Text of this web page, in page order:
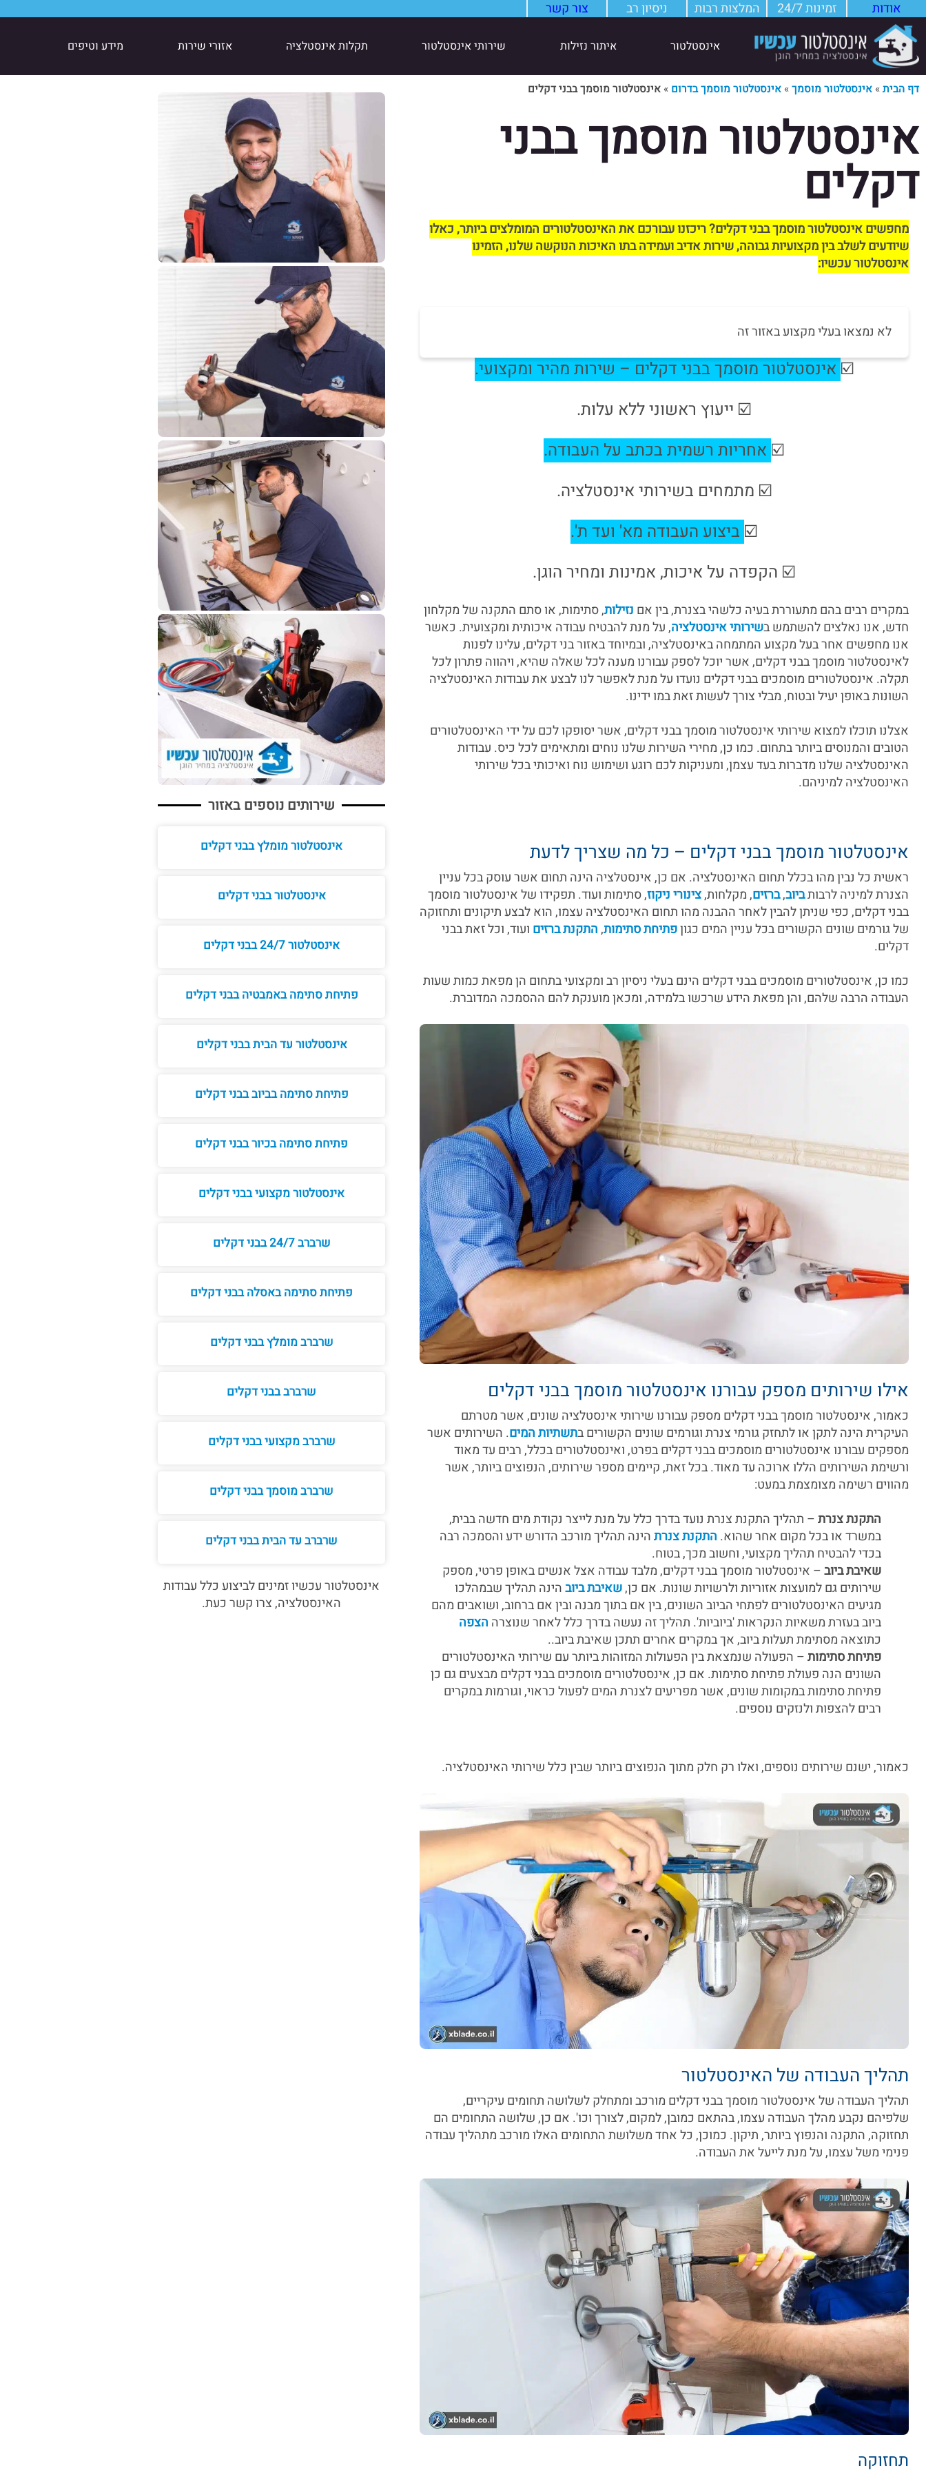
אודות זמינות 24/7 המלצות רבות ניסיון רב צור קשר
אינסטלטור איתור נזילות שירותי אינסטלטור תקלות אינסטלציה אזורי שירות מידע וטיפים
דף הבית» אינסטלטור מוסמך» אינסטלטור מוסמך בדרום » אינסטלטור מוסמך בבני דקלים
אינסטלטור מוסמך בבני
דקלים
מחפשים אינסטלטור מוסמך בבני דקלים? ריכזנו עבורכם את האינסטלטורים המומלצים ביותר, כאלו
שיודעים לשלב בין מקצועיות גבוהה, שירות אדיב ועמידה בתו האיכות הנוקשה שלנו, הזמינו
אינסטלטור עכשיו:
לא נמצאו בעלי מקצוע באזור זה
☑️ אינסטלטור מוסמך בבני דקלים – שירות מהיר ומקצועי.
☑️ ייעוץ ראשוני ללא עלות.
☑️ אחריות רשמית בכתב על העבודה.
☑️ מתמחים בשירותי אינסטלציה.
☑️ ביצוע העבודה מא' ועד ת'.
☑️ הקפדה על איכות, אמינות ומחיר הוגן.
במקרים רבים בהם מתעוררת בעיה כלשהי בצנרת, בין אם נזילות, סתימות, או סתם התקנה של מקלחון
חדש, אנו נאלצים להשתמש בשירותי אינסטלציה, על מנת להבטיח עבודה איכותית ומקצועית. כאשר
אנו מחפשים אחר בעל מקצוע המתמחה באינסטלציה, ובמיוחד באזור בני דקלים, עלינו לפנות
לאינסטלטור מוסמך בבני דקלים, אשר יוכל לספק עבורנו מענה לכל שאלה שהיא, ויהווה פתרון לכל
תקלה. אינסטלטורים מוסמכים בבני דקלים נועדו על מנת לאפשר לנו לבצע את עבודות האינסטלציה
השונות באופן יעיל ובטוח, מבלי צורך לעשות זאת במו ידינו.
אצלנו תוכלו למצוא שירותי אינסטלטור מוסמך בבני דקלים, אשר יסופקו לכם על ידי האינסטלטורים
הטובים והמנוסים ביותר בתחום. כמו כן, מחירי השירות שלנו נוחים ומתאימים לכל כיס. עבודות
האינסטלציה שלנו מדברות בעד עצמן, ומעניקות לכם רוגע ושימוש נוח ואיכותי בכל שירותי
האינסטלציה למיניהם.
אינסטלטור מוסמך בבני דקלים – כל מה שצריך לדעת
ראשית כל נבין מהו בכלל תחום האינסטלציה. אם כן, אינסטלציה הינה תחום אשר עוסק בכל עניין
הצנרת למיניה לרבותביוב,ברזים, מקלחות,צינורי ניקוז, סתימות ועוד. תפקידו של אינסטלטור מוסמך
בבני דקלים, כפי שניתן להבין לאחר ההבנה מהו תחום האינסטלציה עצמו, הוא לבצע תיקונים ותחזוקה
של גורמים שונים הקשורים בכל עניין המים כגוןפתיחת סתימות,התקנת ברזים ועוד, וכל זאת בבני
דקלים.
כמו כן, אינסטלטורים מוסמכים בבני דקלים הינם בעלי ניסיון רב ומקצועי בתחום הן מפאת כמות שעות
העבודה הרבה שלהם, והן מפאת הידע שרכשו בלמידה, ומכאן מוענקת להם ההסמכה המדוברת.
אילו שירותים מספק עבורנו אינסטלטור מוסמך בבני דקלים
כאמור, אינסטלטור מוסמך בבני דקלים מספק עבורנו שירותי אינסטלציה שונים, אשר מטרתם
העיקרית הינה לתקן או לתחזק גורמי צנרת וגורמים שונים הקשורים בתשתיות המים. השירותים אשר
מספקים עבורנו אינסטלטורים מוסמכים בבני דקלים בפרט, ואינסטלטורים בכלל, רבים עד מאוד
ורשימת השירותים הללו ארוכה עד מאוד. בכל זאת, קיימים מספר שירותים, הנפוצים ביותר, אשר
מהווים רשימה מצומצמת במעט:
התקנת צנרת– תהליך התקנת צנרת נועד בדרך כלל על מנת לייצר נקודת מים חדשה בבית,
במשרד או בכל מקום אחר שהוא. התקנת צנרתהינה תהליך מורכב הדורש ידע והסמכה רבה
בכדי להבטיח תהליך מקצועי, וחשוב מכך, בטוח.
שאיבת ביוב– אינסטלטור מוסמך בבני דקלים, מלבד עבודה אצל אנשים באופן פרטי, מספק
שירותים גם למועצות אזוריות ולרשויות שונות. אם כן,שאיבת ביובהינה תהליך שבמהלכו
מגיעים האינסטלטורים לפתחי הביוב השונים, בין אם בתוך מבנה ובין אם ברחוב, ושואבים מהם
ביוב בעזרת משאיות הנקראות 'ביוביות'. תהליך זה נעשה בדרך כלל לאחר שנוצרה הצפה
כתוצאה מסתימת תעלות ביוב, אך במקרים אחרים תתכן שאיבת ביוב..
פתיחת סתימות– הפעולה שנמצאת בין הפעולות המזוהות ביותר עם שירותי האינסטלטורים
השונים הנה פעולת פתיחת סתימות. אם כן, אינסטלטורים מוסמכים בבני דקלים מבצעים גם כן
פתיחת סתימות במקומות שונים, אשר מפריעים לצנרת המים לפעול כראוי, וגורמות במקרים
רבים להצפות ולנזקים נוספים.
כאמור, ישנם שירותים נוספים, ואלו רק חלק מתוך הנפוצים ביותר שבין כלל שירותי האינסטלציה.
תהליך העבודה של האינסטלטור
תהליך העבודה של אינסטלטור מוסמך בבני דקלים מורכב ומתחלק לשלושה תחומים עיקריים,
שלפיהם נקבע מהלך העבודה עצמו, בהתאם כמובן, למקום, לצורך וכו'. אם כן, שלושה התחומים הם
תחזוקה, התקנה והנפוץ ביותר, תיקון. כמוכן, כל אחד משלושת התחומים האלו מורכב מתהליך עבודה
פנימי משל עצמו, על מנת לייעל את העבודה.
תחזוקה
שירותים נוספים באזור
אינסטלטור מומלץ בבני דקלים
אינסטלטור בבני דקלים
אינסטלטור 24/7 בבני דקלים
פתיחת סתימה באמבטיה בבני דקלים
אינסטלטור עד הבית בבני דקלים
פתיחת סתימה בביוב בבני דקלים
פתיחת סתימה בכיור בבני דקלים
אינסטלטור מקצועי בבני דקלים
שרברב 24/7 בבני דקלים
פתיחת סתימה באסלה בבני דקלים
שרברב מומלץ בבני דקלים
שרברב בבני דקלים
שרברב מקצועי בבני דקלים
שרברב מוסמך בבני דקלים
שרברב עד הבית בבני דקלים
אינסטלטור עכשיו זמינים לביצוע כלל עבודות
האינסטלציה, צרו קשר כעת.